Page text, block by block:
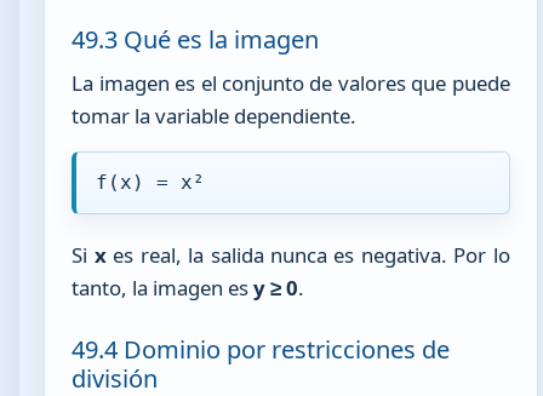
49.3 Qué es la imagen
La imagen es el conjunto de valores que puede
tomar la variable dependiente.
f(x) = x²
Si xes real, la salida nunca es negativa. Por lo
tanto, la imagen esy ≥ 0.
49.4 Dominio por restricciones de
división